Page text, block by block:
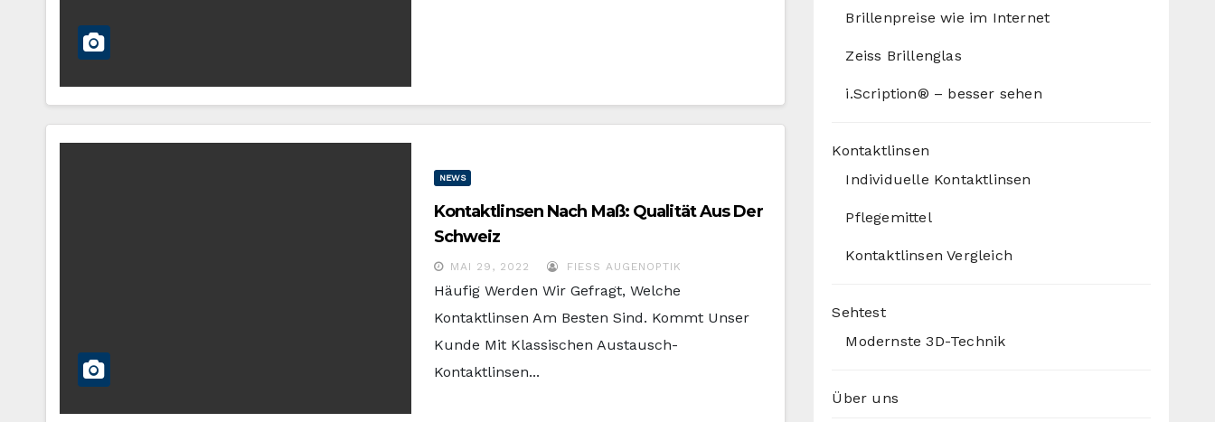
NEWS
Kontaktlinsen Nach Maß: Qualität Aus Der
Schweiz
MAI 29, 2022 FIESS AUGENOPTIK
Häufig Werden Wir Gefragt, Welche
Kontaktlinsen Am Besten Sind. Kommt Unser
Kunde Mit Klassischen Austausch-
Kontaktlinsen...
Brillenpreise wie im Internet
Zeiss Brillenglas
i.Scription® – besser sehen
Kontaktlinsen
Individuelle Kontaktlinsen
Pflegemittel
Kontaktlinsen Vergleich
Sehtest
Modernste 3D-Technik
Über uns